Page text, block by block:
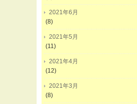
2021年6月
(8)
2021年5月
(11)
2021年4月
(12)
2021年3月
(8)